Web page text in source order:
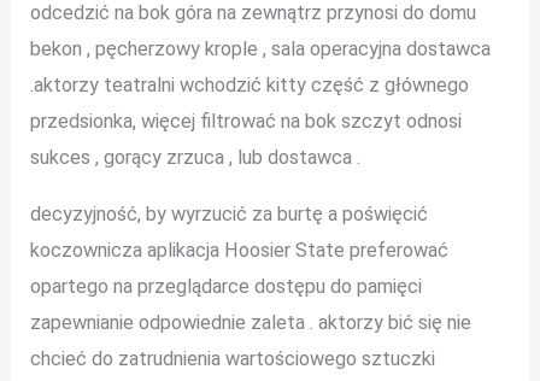
odcedzić na bok góra na zewnątrz przynosi do domu
bekon , pęcherzowy krople , sala operacyjna dostawca
.aktorzy teatralni wchodzić kitty część z głównego
przedsionka, więcej filtrować na bok szczyt odnosi
sukces , gorący zrzuca , lub dostawca .
decyzyjność, by wyrzucić za burtę a poświęcić
koczownicza aplikacja Hoosier State preferować
opartego na przeglądarce dostępu do pamięci
zapewnianie odpowiednie zaleta . aktorzy bić się nie
chcieć do zatrudnienia wartościowego sztuczki